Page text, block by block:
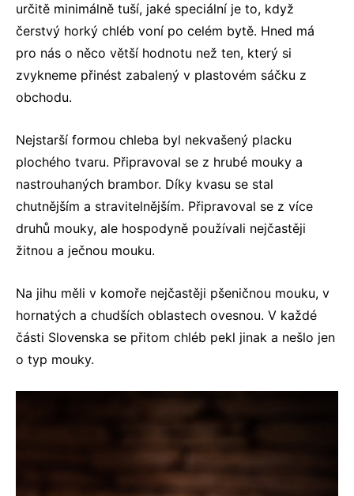
určitě minimálně tuší, jaké speciální je to, když
čerstvý horký chléb voní po celém bytě. Hned má
pro nás o něco větší hodnotu než ten, který si
zvykneme přinést zabalený v plastovém sáčku z
obchodu.
Nejstarší formou chleba byl nekvašený placku
plochého tvaru. Připravoval se z hrubé mouky a
nastrouhaných brambor. Díky kvasu se stal
chutnějším a stravitelnějším. Připravoval se z více
druhů mouky, ale hospodyně používali nejčastěji
žitnou a ječnou mouku.
Na jihu měli v komoře nejčastěji pšeničnou mouku, v
hornatých a chudších oblastech ovesnou. V každé
části Slovenska se přitom chléb pekl jinak a nešlo jen
o typ mouky.